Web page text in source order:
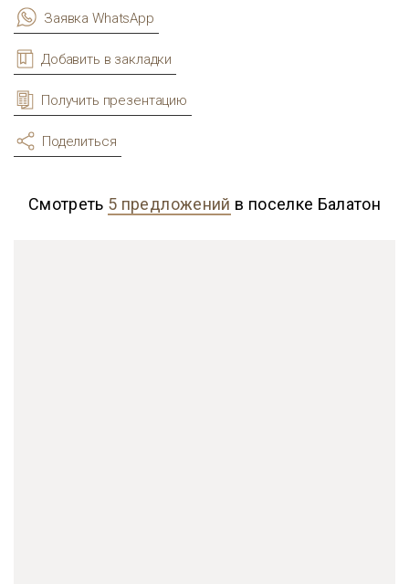
Заявка WhatsApp
Добавить в закладки
Получить презентацию
Поделиться
Смотреть 5 предложений в поселке Балатон